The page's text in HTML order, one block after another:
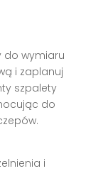
do wymiaru
i zaplanuj
szpalety
do
i